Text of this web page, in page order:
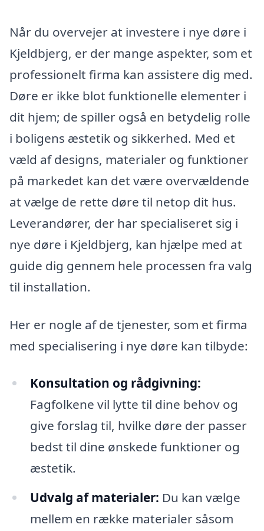
Når du overvejer at investere i nye døre i
Kjeldbjerg, er der mange aspekter, som et
professionelt firma kan assistere dig med.
Døre er ikke blot funktionelle elementer i
dit hjem; de spiller også en betydelig rolle
i boligens æstetik og sikkerhed. Med et
væld af designs, materialer og funktioner
på markedet kan det være overvældende
at vælge de rette døre til netop dit hus.
Leverandører, der har specialiseret sig i
nye døre i Kjeldbjerg, kan hjælpe med at
guide dig gennem hele processen fra valg
til installation.
Her er nogle af de tjenester, som et firma
med specialisering i nye døre kan tilbyde:
Konsultation og rådgivning:
Fagfolkene vil lytte til dine behov og
give forslag til, hvilke døre der passer
bedst til dine ønskede funktioner og
æstetik.
Udvalg af materialer: Du kan vælge
mellem en række materialer såsom